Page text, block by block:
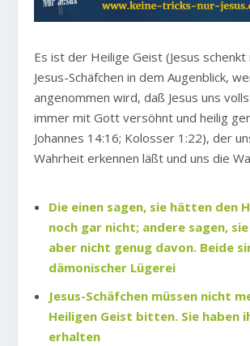
Es ist der Heilige Geist (Jesus schenkt
Jesus-Schäfchen in dem Augenblick,
angenommen wird, daß Jesus uns
immer mit Gott versöhnt und heilig
Johannes 14:16; Kolosser 1:22), der
Wahrheit erkennen läßt und uns die
Die einen sagen, sie hätten den
noch gar nicht; andere sagen,
aber nicht genug davon. Beide
dämonischer Lügerei
Jesus-Schäfchen müssen nicht
Heiligen Geist bitten. Sie haben
erhalten